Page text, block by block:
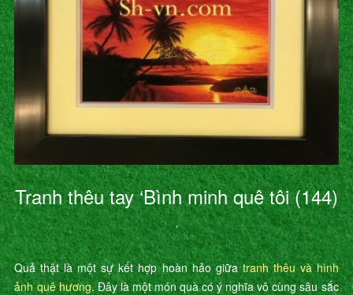
Tranh thêu tay ‘Bình minh quê tôi (144)
’
Quả thật là một sự kết hợp hoàn hảo giữatranh thêu và hình
ảnh quê hương. Đây là một món quà có ý nghĩa vô cùng sâu sắc